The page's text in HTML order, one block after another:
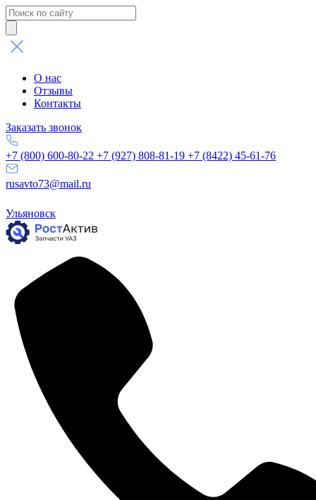
Поиск
товаров
О нас
Отзывы
Контакты
Заказать звонок
+7 (800) 600-80-22 +7 (927) 808-81-19 +7 (8422) 45-61-76
rusavto73@mail.ru
Ульяновск